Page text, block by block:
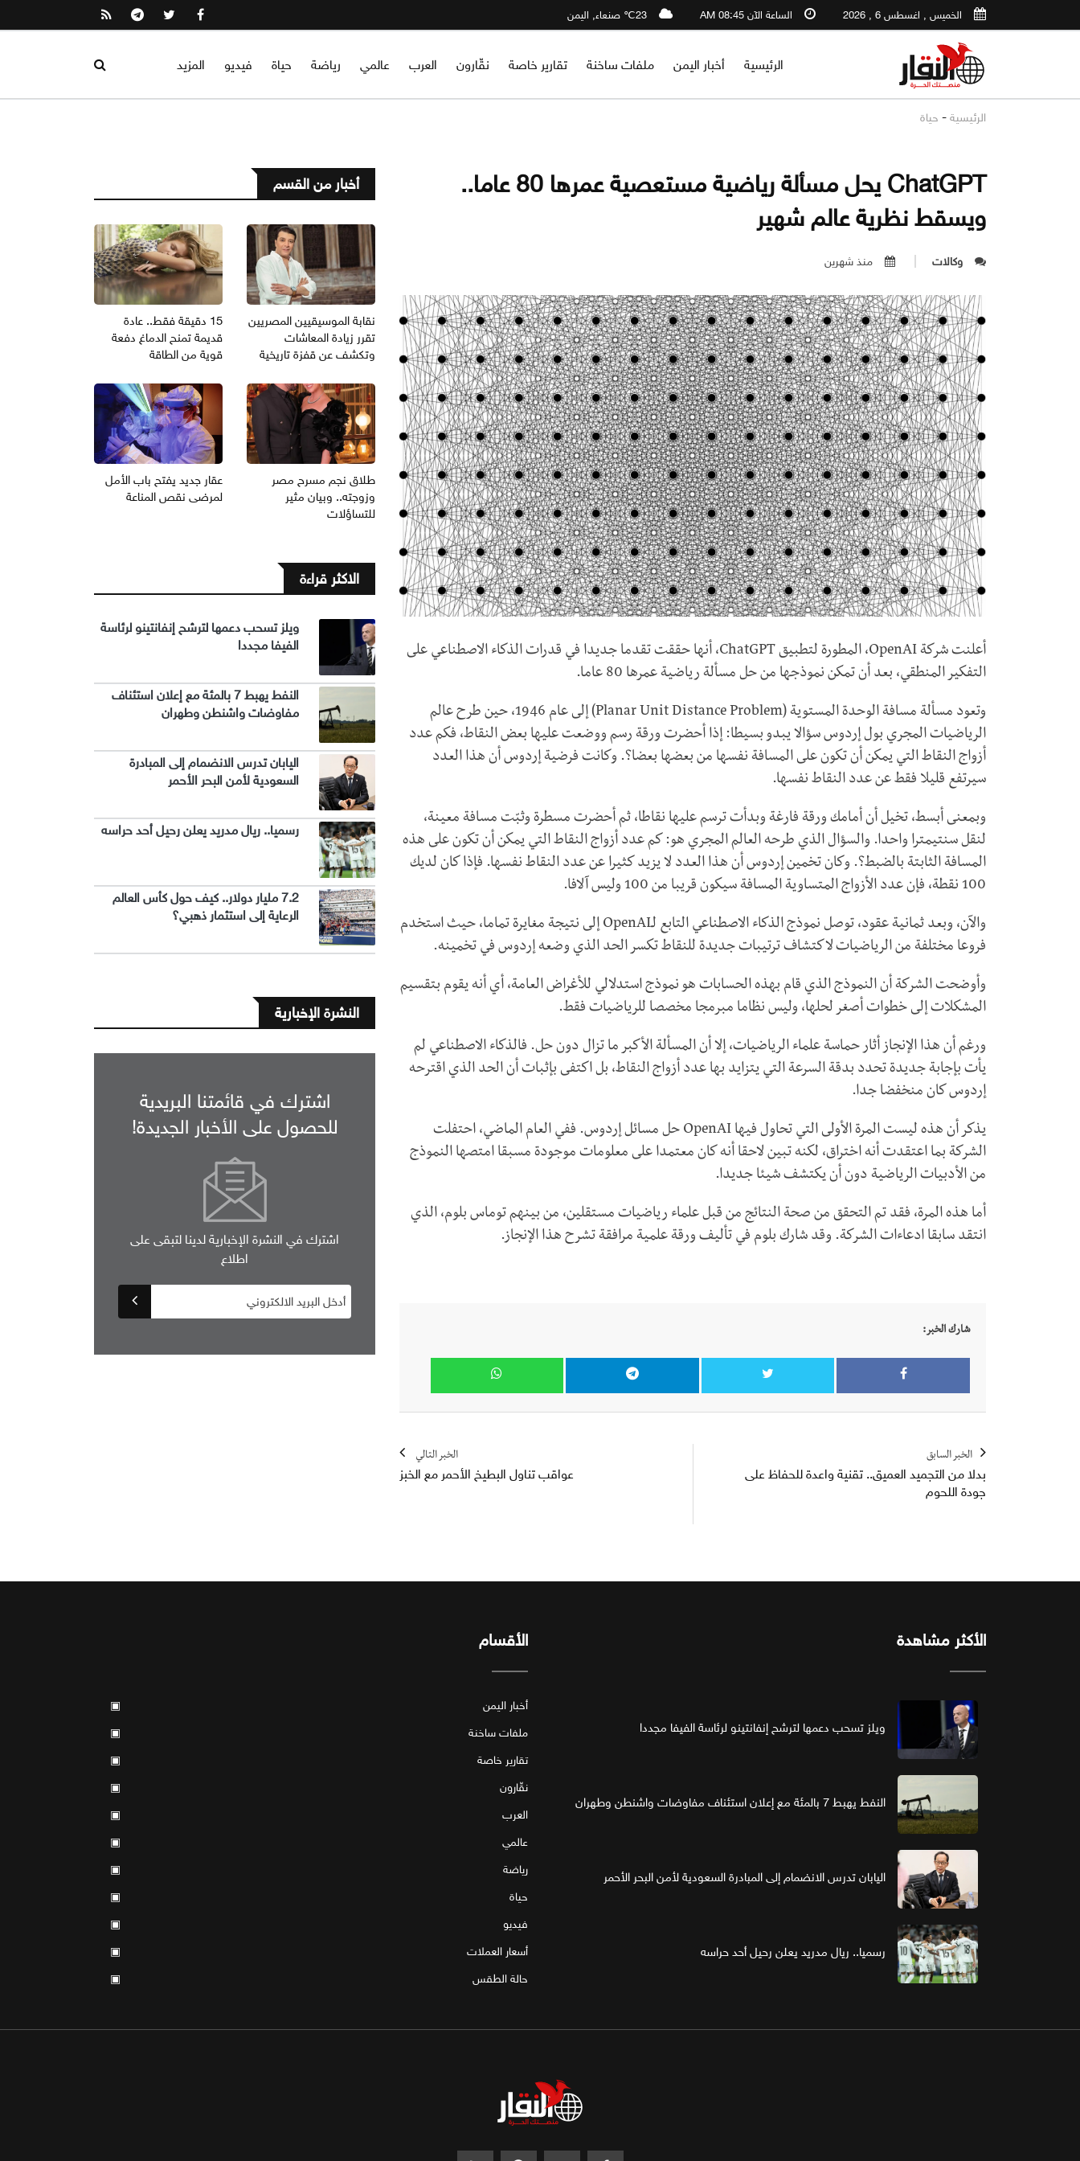
الخميس , اغسطس 6 , 2026 الساعة الآن 08:45 AM 23℃ صنعاء, اليمن
الرئيسية أخبار اليمن ملفات ساخنة تقارير خاصة نقّارون العرب عالمي رياضة حياة فيديو المزيد
الرئيسية - حياة
ChatGPT يحل مسألة رياضية مستعصية عمرها 80 عاما..
ويسقط نظرية عالم شهير
وكالات منذ شهرين
أعلنت شركة OpenAI، المطورة لتطبيق ChatGPT، أنها حققت تقدما جديدا في قدرات الذكاء الاصطناعي على
التفكير المنطقي، بعد أن تمكن نموذجها من حل مسألة رياضية عمرها 80 عاما.
وتعود مسألة مسافة الوحدة المستوية (Planar Unit Distance Problem) إلى عام 1946، حين طرح عالم
الرياضيات المجري بول إردوس سؤالا يبدو بسيطا: إذا أحضرت ورقة رسم ووضعت عليها بعض النقاط، فكم عدد
أزواج النقاط التي يمكن أن تكون على المسافة نفسها من بعضها بعضا؟. وكانت فرضية إردوس أن هذا العدد
سيرتفع قليلا فقط عن عدد النقاط نفسها.
وبمعنى أبسط، تخيل أن أمامك ورقة فارغة وبدأت ترسم عليها نقاطا، ثم أحضرت مسطرة وثبّت مسافة معينة،
لنقل سنتيمترا واحدا. والسؤال الذي طرحه العالم المجري هو: كم عدد أزواج النقاط التي يمكن أن تكون على هذه
المسافة الثابتة بالضبط؟. وكان تخمين إردوس أن هذا العدد لا يزيد كثيرا عن عدد النقاط نفسها. فإذا كان لديك
100 نقطة، فإن عدد الأزواج المتساوية المسافة سيكون قريبا من 100 وليس آلافا.
والآن، وبعد ثمانية عقود، توصل نموذج الذكاء الاصطناعي التابع لـOpenAI إلى نتيجة مغايرة تماما، حيث استخدم
فروعا مختلفة من الرياضيات لاكتشاف ترتيبات جديدة للنقاط تكسر الحد الذي وضعه إردوس في تخمينه.
وأوضحت الشركة أن النموذج الذي قام بهذه الحسابات هو نموذج استدلالي للأغراض العامة، أي أنه يقوم بتقسيم
المشكلات إلى خطوات أصغر لحلها، وليس نظاما مبرمجا مخصصا للرياضيات فقط.
ورغم أن هذا الإنجاز أثار حماسة علماء الرياضيات، إلا أن المسألة الأكبر ما تزال دون حل. فالذكاء الاصطناعي لم
يأت بإجابة جديدة تحدد بدقة السرعة التي يتزايد بها عدد أزواج النقاط، بل اكتفى بإثبات أن الحد الذي اقترحه
إردوس كان منخفضا جدا.
يذكر أن هذه ليست المرة الأولى التي تحاول فيها OpenAI حل مسائل إردوس. ففي العام الماضي، احتفلت
الشركة بما اعتقدت أنه اختراق، لكنه تبين لاحقا أنه كان معتمدا على معلومات موجودة مسبقا امتصها النموذج
من الأدبيات الرياضية دون أن يكتشف شيئا جديدا.
أما هذه المرة، فقد تم التحقق من صحة النتائج من قبل علماء رياضيات مستقلين، من بينهم توماس بلوم، الذي
انتقد سابقا ادعاءات الشركة. وقد شارك بلوم في تأليف ورقة علمية مرافقة تشرح هذا الإنجاز.
شارك الخبر:
الخبر السابق
بدلا من التجميد العميق.. تقنية واعدة للحفاظ على
جودة اللحوم
الخبر التالي
عواقب تناول البطيخ الأحمر مع الخبز
أخبار من القسم
نقابة الموسيقيين المصريين
تقرر زيادة المعاشات
وتكشف عن قفزة تاريخية
15 دقيقة فقط.. عادة
قديمة تمنح الدماغ دفعة
قوية من الطاقة
طلاق نجم مسرح مصر
وزوجته.. وبيان مثير
للتساؤلات
عقار جديد يفتح باب الأمل
لمرضى نقص المناعة
الاكثر قراءة
ويلز تسحب دعمها لترشح إنفانتينو لرئاسة
الفيفا مجددا
النفط يهبط 7 بالمئة مع إعلان استئناف
مفاوضات واشنطن وطهران
اليابان تدرس الانضمام إلى المبادرة
السعودية لأمن البحر الأحمر
رسميا.. ريال مدريد يعلن رحيل أحد حراسه
7.2 مليار دولار.. كيف حول كأس العالم
الرعاية إلى استثمار ذهبي؟
النشرة الإخبارية
اشترك في قائمتنا البريدية
للحصول على الأخبار الجديدة!
اشترك في النشرة الإخبارية لدينا لتبقى على
اطلاع
الأكثر مشاهدة
ويلز تسحب دعمها لترشح إنفانتينو لرئاسة الفيفا مجددا
النفط يهبط 7 بالمئة مع إعلان استئناف مفاوضات واشنطن وطهران
اليابان تدرس الانضمام إلى المبادرة السعودية لأمن البحر الأحمر
رسميا.. ريال مدريد يعلن رحيل أحد حراسه
الأقسام
أخبار اليمن
▣
ملفات ساخنة
▣
تقارير خاصة
▣
نقّارون
▣
العرب
▣
عالمي
▣
رياضة
▣
حياة
▣
فيديو
▣
أسعار العملات
▣
حالة الطقس
▣